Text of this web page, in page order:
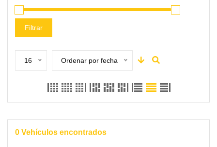
Filtrar
16 Ordenar por fecha
0 Vehículos encontrados